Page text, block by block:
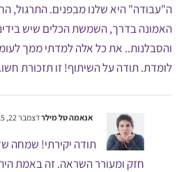
ה"עבודה" היא שלנו מבפנים. התרגול,
האמונה בדרך, השמשת הכלים שיש
והסבלנות.. את כל אלה למדתי ממך
לומדת. תודה על השיתוף! זו תזכורת
אנאמה טל מילרדצמבר 22, 2015 , 10:00 am
תודה יקירתי! שמחה
חזק ומעורר השראה. זה באמת